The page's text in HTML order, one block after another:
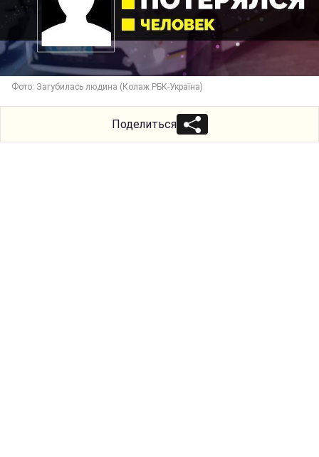
Фото: Загубилась людина (Колаж РБК-Україна)
Поделиться